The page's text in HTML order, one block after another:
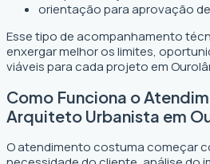
orientação para aprovação
Esse tipo de acompanhamento
enxergar melhor os limites,
viáveis para cada projeto em
Como Funciona o
Arquiteto Urbanista em
O atendimento costuma começar